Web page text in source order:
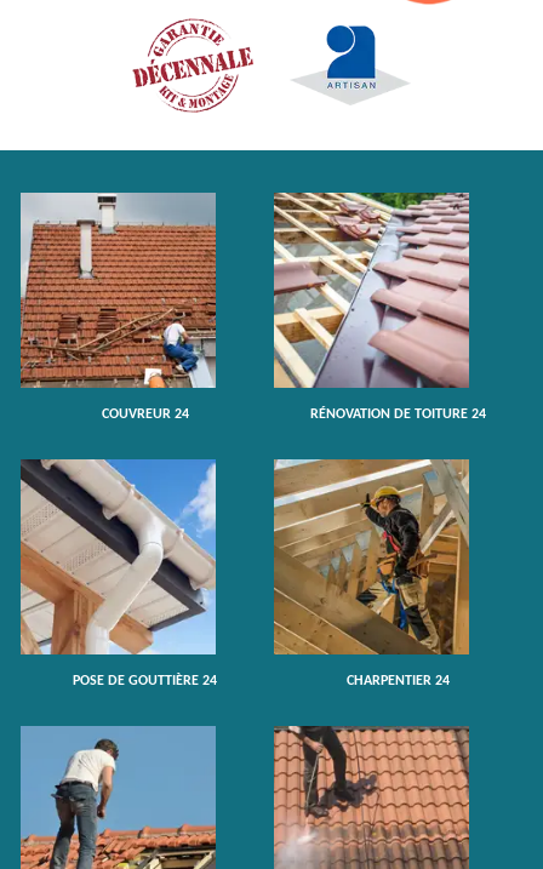
COUVREUR 24 RÉNOVATION DE TOITURE 24
POSE DE GOUTTIÈRE 24 CHARPENTIER 24